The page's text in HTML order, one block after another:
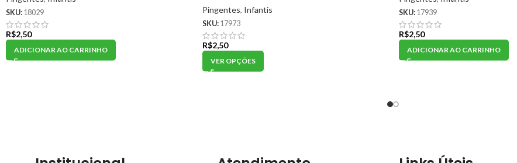
SKU: 18029
R$2,50
ADICIONAR AO CARRINHO
Pingentes, Infantis
SKU: 17973
R$2,50
VER OPÇÕES
SKU: 17939
R$2,50
ADICIONAR AO CARRINHO